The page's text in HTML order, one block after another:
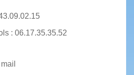
: 06.17.35.35.52